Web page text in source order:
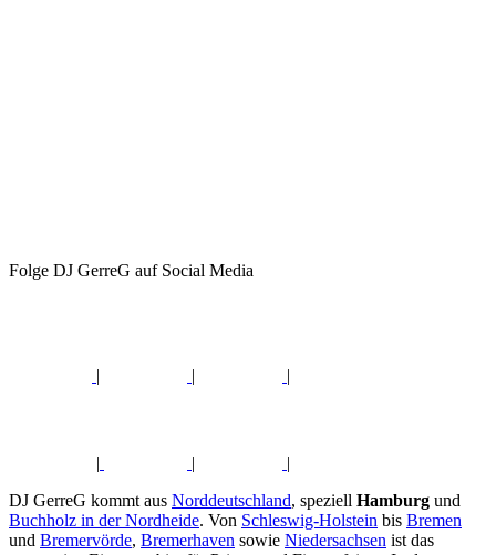
Folge DJ GerreG auf Social Media
| | |
| |
|
DJ GerreG kommt aus Norddeutschland, speziell Hamburg und
Buchholz in der Nordheide. Von Schleswig-Holstein bis Bremen
und Bremervörde, Bremerhaven sowie Niedersachsen ist das